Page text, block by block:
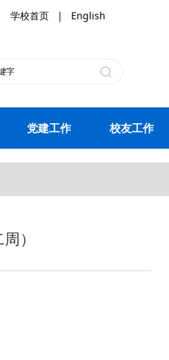
学校首页 | English
党建工作 校友工作
）